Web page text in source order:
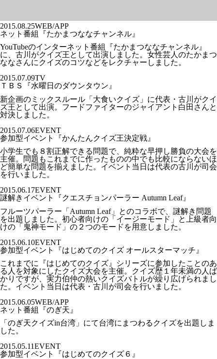
2015.08.25WEB/APP
ネット番組『たかまつななチャンネル』
YouTubeのインターネット番組『たかまつななチャンネル』
に、古川がクイズ王として出演しました。女性芸人のたかまつ
ななさんにクイズのコツなどをレクチャーしました。
2015.07.09TV
ＴＢＳ『水曜日のダウンタウン』
新企画のミックスルール「大食いクイズ」に代表・古川がクイ
ズ王として出演。フードファイターのジャイアント白田さんと
対決しました。
2015.07.06EVENT
参加型イベント『かんたんクイズ王決定戦』
小学生でも８割正解できる問題で、純粋な早押し勝負の大会を
主催。問題もこれまでに作ったものの中でも比較にならないほ
ど簡単な問題を揃えました。イベント当日は代表の古川が司会
を行いました。
2015.06.17EVENT
謎解きイベント『クエスチョンパーラー Autumn Leaf』
フルーツパーラー「Autumn Leaf」とのコラボで、謎解き問題
を出題しました。初心者向けの「イージーモード」と上級者向
けの「鬼神モード」の２つのモードを用意しました。
2015.06.10EVENT
参加型イベント『はじめてのクイズ オールスターマッチ』
これまでに『はじめてのクイズ』シリーズに参加したことのあ
る人を対象にしたクイズ大会を主催。クイズ歴１年未満の人ば
かりですが、実力伯仲の熱いクイズバトルが繰り広げられまし
た。イベント当日は代表・古川が司会を行いました。
2015.06.05WEB/APP
ネット番組『のぎ天』
「のぎ天クイズin台湾」にて台湾にまつわるクイズを出題しま
した。
2015.05.11EVENT
参加型イベント『はじめてのクイズ６』